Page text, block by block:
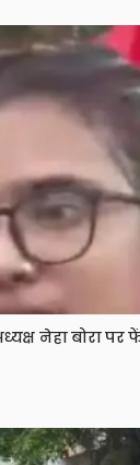
नेहा बोरा पर